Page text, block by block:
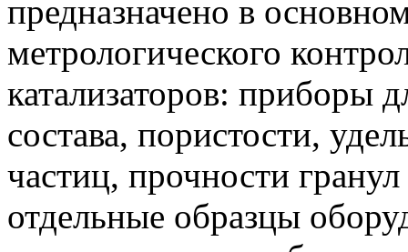
предназначено в
метрологического
катализаторов: приборы
состава, пористости,
частиц, прочности
отдельные образцы